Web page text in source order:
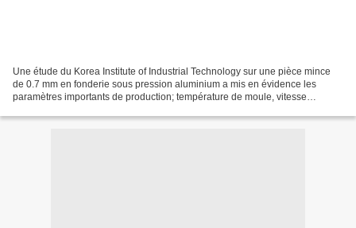
Une étude du Korea Institute of Industrial Technology sur une pièce mince
de 0.7 mm en fonderie sous pression aluminium a mis en évidence les
paramètres importants de production; température de moule, vitesse